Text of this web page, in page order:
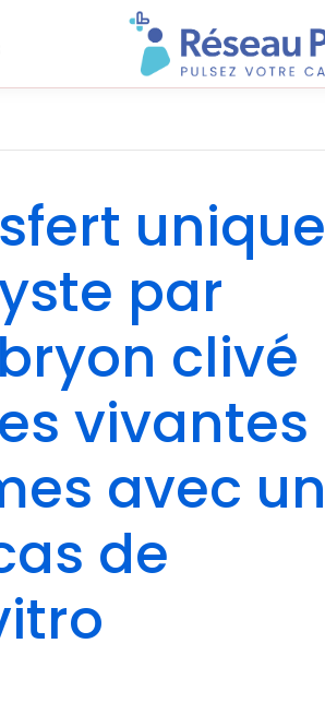
unique
par
clivé
vivantes
avec un
de